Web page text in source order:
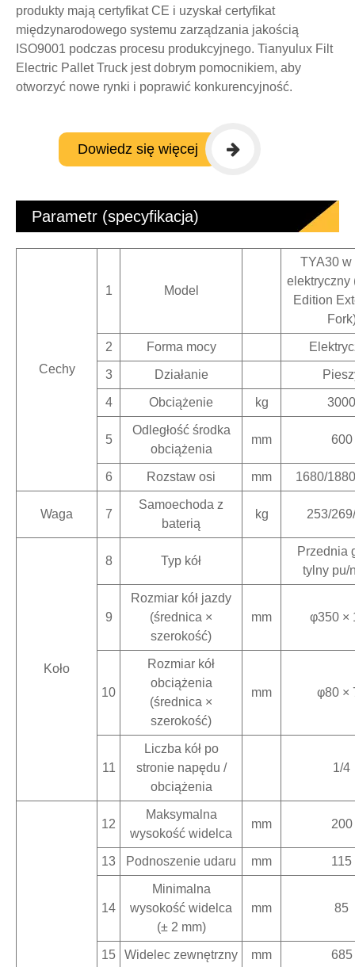
produkty mają certyfikat CE i uzyskał certyfikat
międzynarodowego systemu zarządzania jakością
ISO9001 podczas procesu produkcyjnego. Tianyulux Filt
Electric Pallet Truck jest dobrym pomocnikiem, aby
otworzyć nowe rynki i poprawić konkurencyjność.
Dowiedz się więcej
Parametr (specyfikacja)
Cechy
1 Model
TYA30 w
elektryczny
Edition
2 Forma mocy
3 Działanie
4 Obciążenie kg 3000
5
Odległość środka
obciążenia
mm 600
6 Rozstaw osi mm 1680/
Waga 7
Samoechoda z
baterią
kg 253/
Koło
8 Typ kół
Przednia
tylny pu/
9
Rozmiar kół jazdy
(średnica ×
szerokość)
mm φ350 ×
10
Rozmiar kół
obciążenia
(średnica ×
szerokość)
mm φ80 ×
11
Liczba kół po
stronie napędu /
obciążenia
1/4
12
Maksymalna
wysokość widelca
mm 200
13 Podnoszenie udaru mm 115
14
Minimalna
wysokość widelca
(± 2 mm)
mm 85
15 Widelec zewnętrzny mm 685